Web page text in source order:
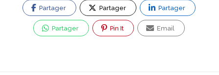
Partager Partager Partager
Partager Pin It Email